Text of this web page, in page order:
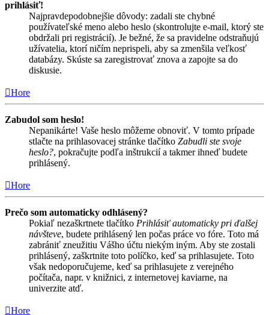
prihlásiť!
Najpravdepodobnejšie dôvody: zadali ste chybné
používateľské meno alebo heslo (skontrolujte e-mail, ktorý ste
obdržali pri registrácií). Je bežné, že sa pravidelne odstraňujú
užívatelia, ktorí ničím neprispeli, aby sa zmenšila veľkosť
databázy. Skúste sa zaregistrovať znova a zapojte sa do
diskusie.
Hore
Zabudol som heslo!
Nepanikárte! Vaše heslo môžeme obnoviť. V tomto prípade
stlačte na prihlasovacej stránke tlačítko Zabudli ste svoje
heslo?, pokračujte podľa inštrukcií a takmer ihneď budete
prihlásený.
Hore
Prečo som automaticky odhlásený?
Pokiaľ nezaškrtnete tlačítko Prihlásiť automaticky pri ďalšej
návšteve, budete prihlásený len počas práce vo fóre. Toto má
zabrániť zneužitiu Vášho účtu niekým iným. Aby ste zostali
prihlásený, zaškrtnite toto políčko, keď sa prihlasujete. Toto
však nedoporučujeme, keď sa prihlasujete z verejného
počítača, napr. v knižnici, z internetovej kaviarne, na
univerzite atď.
Hore